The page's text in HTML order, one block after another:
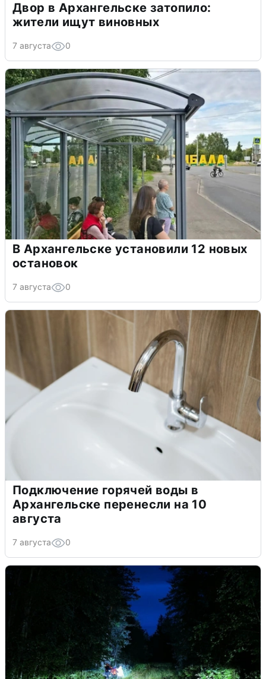
Двор в Архангельске затопило:
жители ищут виновных
7 августа 0
В Архангельске установили 12 новых
остановок
7 августа 0
Подключение горячей воды в
Архангельске перенесли на 10
августа
7 августа 0